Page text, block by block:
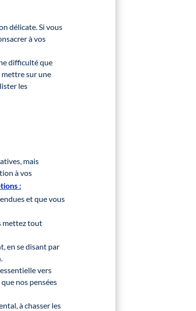
délicate. Si vous
à vos
difficulté que
sur une
les
mais
à vos
:
et que vous
mettez tout
en se disant par
vers
nos pensées
à chasser les